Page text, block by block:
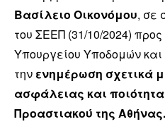
Βασίλειο Οικονόμου, σε
του ΣΕΕΠ (31/10/2024)
Υπουργείου Υποδομών
την ενημέρωση σχετικά
ασφάλειας και
Προαστιακού της Αθήνας.